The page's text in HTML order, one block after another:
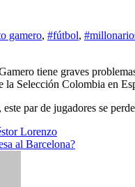
gamero, #fútbol,
tiene graves
la Selección Colombia en
este par de jugadores se
Lorenzo
al Barcelona?